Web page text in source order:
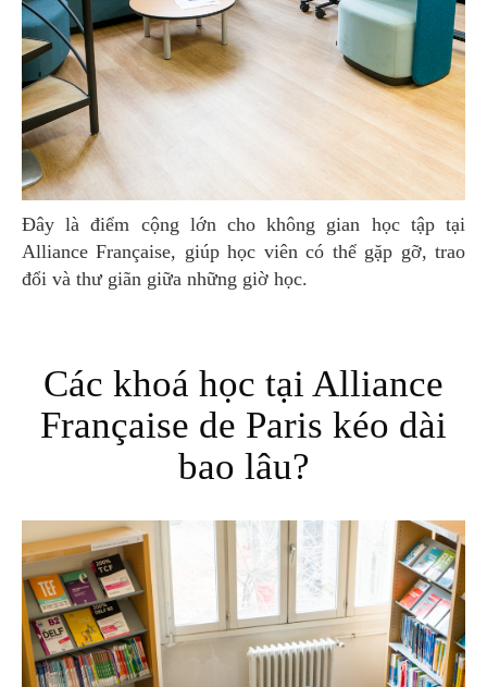
Đây là điểm cộng lớn cho không gian học tập tại
Alliance Française, giúp học viên có thể gặp gỡ, trao
đổi và thư giãn giữa những giờ học.
Các khoá học tại Alliance
Française de Paris kéo dài
bao lâu?